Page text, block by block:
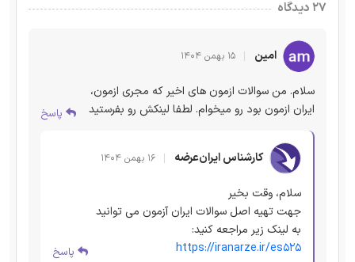
۲۷ دیدگاه
امین ۱۵ بهمن ۱۴۰۴
سلام. من سوالات ازمون های اخیر که مجری ازمون،
ایران ازمون بود رو میخوام. لطفا لینکش رو بفرستید
پاسخ
کارشناس ایران‌عرضه ۱۶ بهمن ۱۴۰۴
سلام، وقت بخیر
جهت تهیه اصل سوالات ایران آزمون می توانید
به لینک زیر مراجعه کنید:
https://iranarze.ir/es525
پاسخ